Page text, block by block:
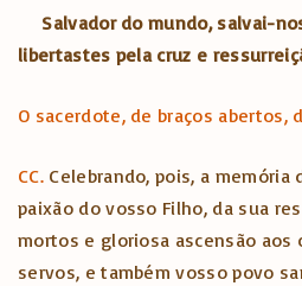
Salvador do mundo, salvai-
libertastes pela cruz e
O sacerdote, de braços abertos,
CC.Celebrando, pois, a memória
paixão do vosso Filho, da sua
mortos e gloriosa ascensão aos
servos, e também vosso povo